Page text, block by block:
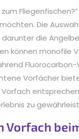
Die
die
können monofile
Vorfächer
zu
Vorfach